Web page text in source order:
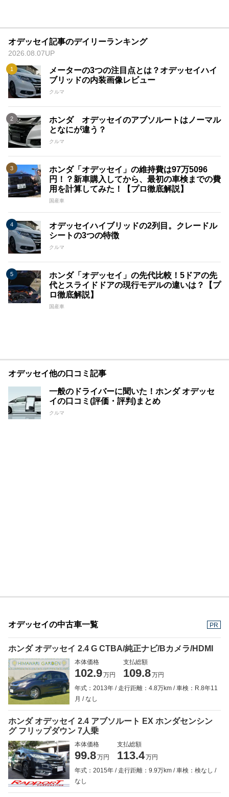
オデッセイ記事のデイリーランキング
2026.08.07UP
メーターの3つの注目点とは？オデッセイハイ
ブリッドの内装画像レビュー
クルマ
ホンダ オデッセイのアブソルートはノーマル
となにが違う？
クルマ
ホンダ「オデッセイ」の維持費は97万5096
円！？新車購入してから、最初の車検までの費
用を計算してみた！【プロ徹底解説】
国産車
オデッセイハイブリッドの2列目。クレードル
シートの3つの特徴
クルマ
ホンダ「オデッセイ」の先代比較！5ドアの先
代とスライドドアの現行モデルの違いは？【プ
ロ徹底解説】
国産車
オデッセイ他の口コミ記事
一般のドライバーに聞いた！ホンダ オデッセ
イの口コミ(評価・評判)まとめ
クルマ
オデッセイの中古車一覧 PR
ホンダ オデッセイ 2.4 G CTBA/純正ナビ/Bカメラ/HDMI
本体価格
102.9万円
支払総額
109.8万円
年式：2013年
走行距離：4.8万km
車検：R.8年11
月
なし
ホンダ オデッセイ 2.4 アブソルート EX ホンダセンシン
グ フリップダウン 7人乗
本体価格
99.8万円
支払総額
113.4万円
年式：2015年
走行距離：9.9万km
車検：検なし
なし